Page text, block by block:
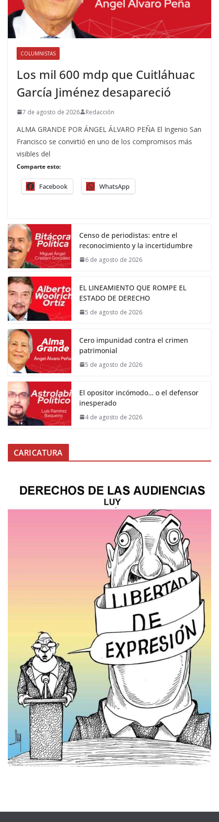
COLUMNISTAS
Los mil 600 mdp que Cuitláhuac
García Jiménez desapareció
7 de agosto de 2026 Redacción
ALMA GRANDE POR ÁNGEL ÁLVARO PEÑA El Ingenio San
Francisco se convirtió en uno de los compromisos más
visibles del
Comparte esto:
Facebook WhatsApp
Censo de periodistas: entre el
reconocimiento y la incertidumbre
6 de agosto de 2026
EL LINEAMIENTO QUE ROMPE EL
ESTADO DE DERECHO
5 de agosto de 2026
Cero impunidad contra el crimen
patrimonial
5 de agosto de 2026
El opositor incómodo… o el defensor
inesperado
4 de agosto de 2026
CARICATURA